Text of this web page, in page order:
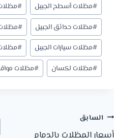
#مظلات أسطح الجبيل #
#مظلات حدائق الجبيل #
#مظلات سيارات الجبيل #
#مظلات لكسان #مظلات
تصفّح
السابق